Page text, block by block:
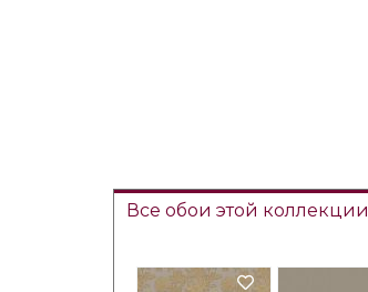
Все обои этой коллекции